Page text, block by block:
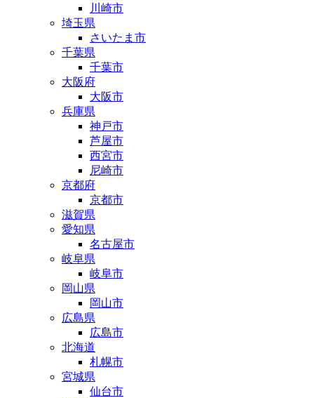
川崎市
埼玉県
さいたま市
千葉県
千葉市
大阪府
大阪市
兵庫県
神戸市
芦屋市
西宮市
尼崎市
京都府
京都市
滋賀県
愛知県
名古屋市
岐阜県
岐阜市
岡山県
岡山市
広島県
広島市
北海道
札幌市
宮城県
仙台市